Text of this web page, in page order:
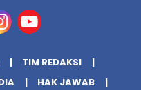
TIM REDAKSI
HAK JAWAB